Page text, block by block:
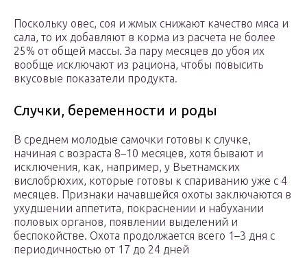
Поскольку овес, соя и жмых снижают качество мяса и
сала, то их добавляют в корма из расчета не более
25% от общей массы. За пару месяцев до убоя их
вообще исключают из рациона, чтобы повысить
вкусовые показатели продукта.
Случки, беременности и роды
В среднем молодые самочки готовы к случке,
начиная с возраста 8–10 месяцев, хотя бывают и
исключения, как, например, у Вьетнамских
вислобрюхих, которые готовы к спариванию уже с 4
месяцев. Признаки начавшейся охоты заключаются в
ухудшении аппетита, покраснении и набухании
половых органов, появлении выделений и
беспокойстве. Охота продолжается всего 1–3 дня с
периодичностью от 17 до 24 дней